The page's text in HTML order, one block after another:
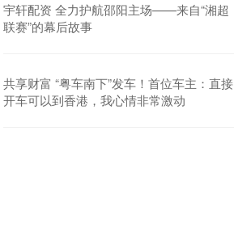
宇轩配资 全力护航邵阳主场——来自“湘超
联赛”的幕后故事
共享财富 “粤车南下”发车！首位车主：直接
开车可以到香港，我心情非常激动